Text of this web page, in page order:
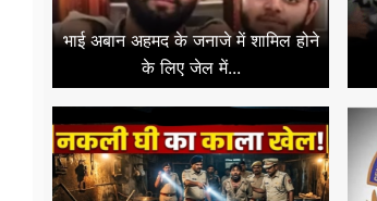
भाई अबान अहमद के जनाजे में शामिल होने
के लिए जेल में...